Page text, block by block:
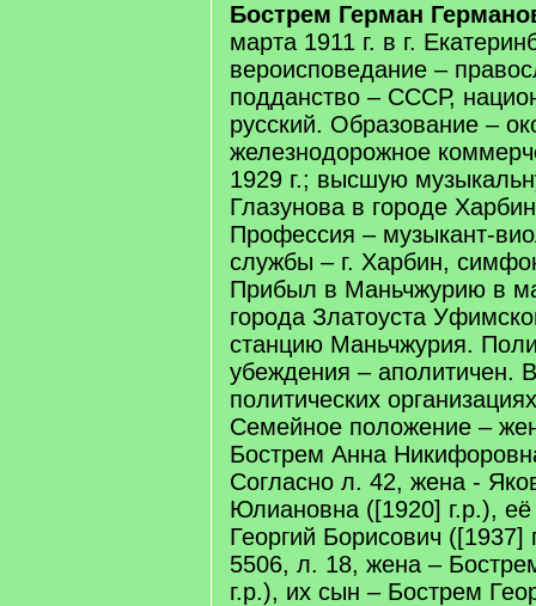
Бострем Герман
марта 1911 г. в г.
вероисповедание –
подданство – СССР,
русский. Образование –
железнодорожное
1929 г.; высшую
Глазунова в городе
Профессия – музыкант-
службы – г. Харбин,
Прибыл в Маньчжурию в
города Златоуста
станцию Маньчжурия.
убеждения – аполитичен.
политических
Семейное положение –
Бострем Анна
Согласно л. 42, жена -
Юлиановна ([1920] г.р.),
Георгий Борисович ([1937]
5506, л. 18, жена –
г.р.), их сын – Бострем